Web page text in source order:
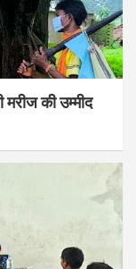
की उम्मीद